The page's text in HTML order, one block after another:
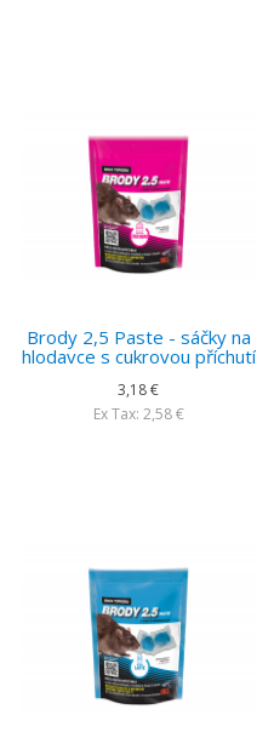
Brody 2,5 Paste - sáčky na
hlodavce s cukrovou příchutí
3,18 €
Ex Tax: 2,58 €